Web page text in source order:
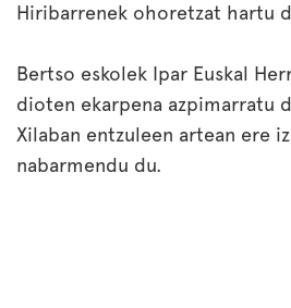
Hiribarrenek ohoretzat hartu
Bertso eskolek Ipar Euskal
dioten ekarpena azpimarratu
Xilaban entzuleen artean ere
nabarmendu du.